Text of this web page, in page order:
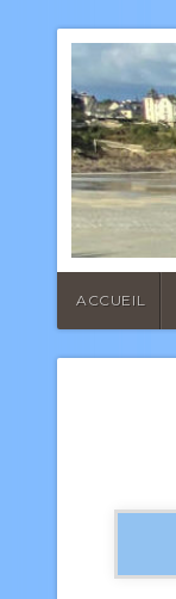
ACCUEIL